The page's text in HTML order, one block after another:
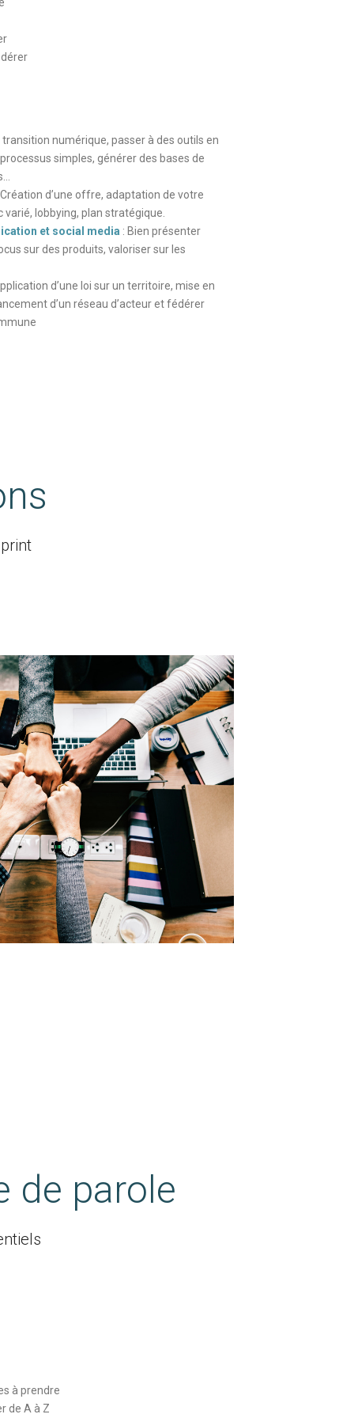
numérique, passer à des outils en
simples, générer des bases de
d’une offre, adaptation de votre
lobbying, plan stratégique.
et social media : Bien présenter
sur des produits, valoriser sur les
d’une loi sur un territoire, mise en
d’un réseau d’acteur et fédérer
de parole
à prendre
de A à Z